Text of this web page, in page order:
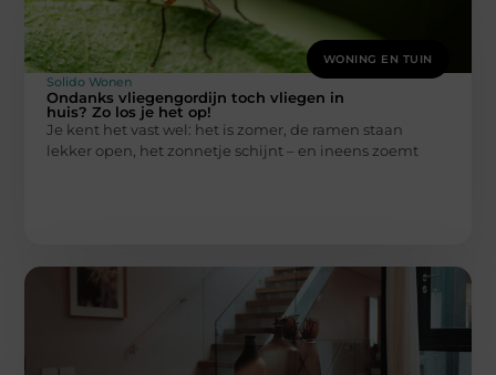
WONING EN TUIN
Solido Wonen
Ondanks vliegengordijn toch vliegen in
huis? Zo los je het op!
Je kent het vast wel: het is zomer, de ramen staan
lekker open, het zonnetje schijnt – en ineens zoemt